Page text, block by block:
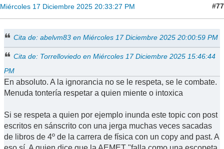
Miércoles 17 Diciembre 2025 20:33:27 PM #77
Cita de: abelvm83 en Miércoles 17 Diciembre 2025 20:00:59 PM
Cita de: Torrelloviedo en Miércoles 17 Diciembre 2025 15:46:44
PM
En absoluto. A la ignorancia no se le respeta, se le combate.
Menuda tontería respetar a quien miente o intoxica
Si se respeta a quien por ejemplo inunda este topic con post
escritos en sánscrito con una jerga muchas veces sacadas
de libros de 4º de la carrera de física con un copy and past. A